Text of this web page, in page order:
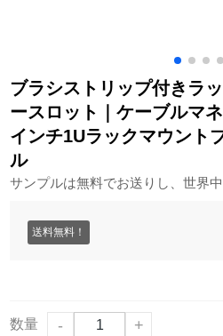
ブラシストリップ付きラ
ースロット｜ケーブルマ
インチ1Uラックマウント
ル
サンプルは無料でお送りし、世界中
送料無料！
数量 - +